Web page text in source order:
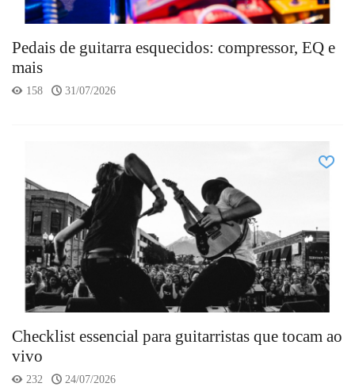
Pedais de guitarra esquecidos: compressor, EQ e
mais
158 31/07/2026
Checklist essencial para guitarristas que tocam ao
vivo
232 24/07/2026